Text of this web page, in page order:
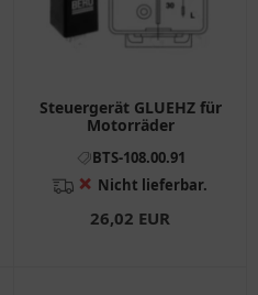
Steuergerät GLUEHZ für
Motorräder
BTS-108.00.91
❌ Nicht lieferbar.
26,02 EUR